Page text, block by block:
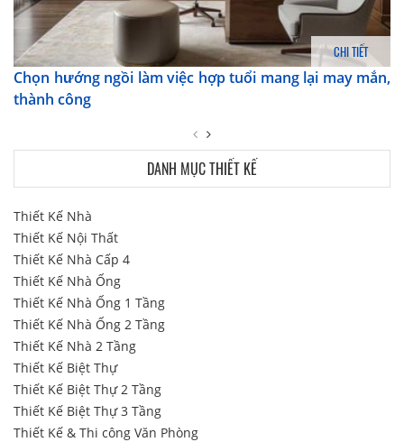
CHI TIẾT
Chọn hướng ngồi làm việc hợp tuổi mang lại may mắn,
thành công
DANH MỤC THIẾT KẾ
Thiết Kế Nhà
Thiết Kế Nội Thất
Thiết Kế Nhà Cấp 4
Thiết Kế Nhà Ống
Thiết Kế Nhà Ống 1 Tầng
Thiết Kế Nhà Ống 2 Tầng
Thiết Kế Nhà 2 Tầng
Thiết Kế Biệt Thự
Thiết Kế Biệt Thự 2 Tầng
Thiết Kế Biệt Thự 3 Tầng
Thiết Kế & Thi công Văn Phòng